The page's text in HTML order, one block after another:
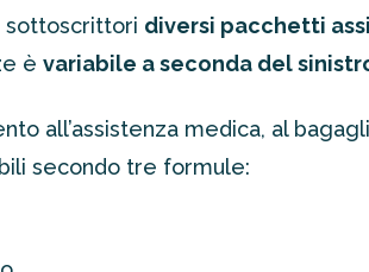
diversi pacchetti
èvariabile a seconda del
all’assistenza medica, al
secondo tre formule: